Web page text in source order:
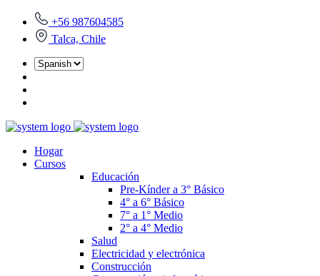
+56 987604585
Talca, Chile
Hogar
Cursos
Educación
Pre-Kínder a 3° Básico
4° a 6° Básico
7° a 1° Medio
2° a 4° Medio
Salud
Electricidad y electrónica
Construcción